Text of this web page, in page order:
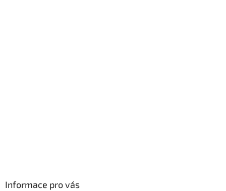
Informace pro vás